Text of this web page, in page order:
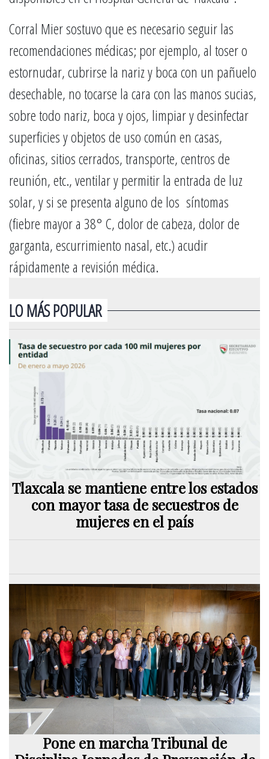
Corral Mier sostuvo que es necesario seguir las
recomendaciones médicas; por ejemplo, al toser o
estornudar, cubrirse la nariz y boca con un pañuelo
desechable, no tocarse la cara con las manos sucias,
sobre todo nariz, boca y ojos, limpiar y desinfectar
superficies y objetos de uso común en casas,
oficinas, sitios cerrados, transporte, centros de
reunión, etc., ventilar y permitir la entrada de luz
solar, y si se presenta alguno de los síntomas
(fiebre mayor a 38° C, dolor de cabeza, dolor de
garganta, escurrimiento nasal, etc.) acudir
rápidamente a revisión médica.
LO MÁS POPULAR
Tlaxcala se mantiene entre los estados
con mayor tasa de secuestros de
mujeres en el país
Pone en marcha Tribunal de